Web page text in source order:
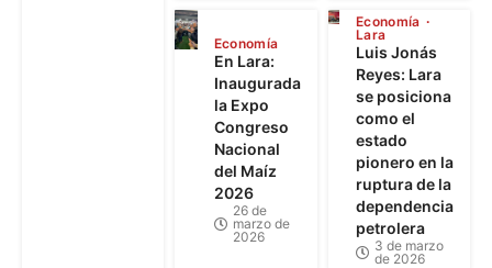
Economía
En Lara:
Inaugurada
la Expo
Congreso
Nacional
del Maíz
2026
26 de
marzo de
2026
Economía
Lara
Luis Jonás
Reyes: Lara
se posiciona
como el
estado
pionero en la
ruptura de la
dependencia
petrolera
3 de marzo
de 2026